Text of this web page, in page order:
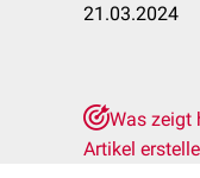
21.03.2024
Was zeigt
Artikel